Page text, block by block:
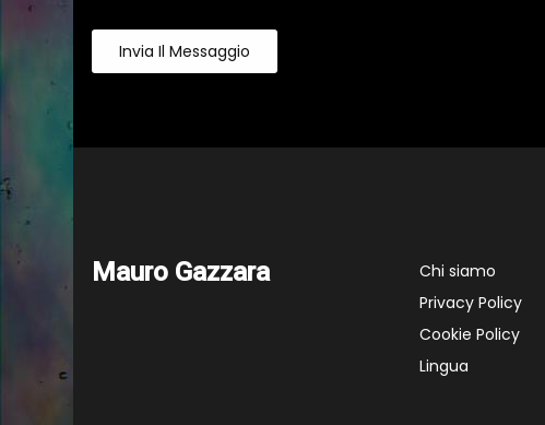
Invia Il Messaggio
Mauro Gazzara
Chi siamo
Privacy Policy
Cookie Policy
Lingua